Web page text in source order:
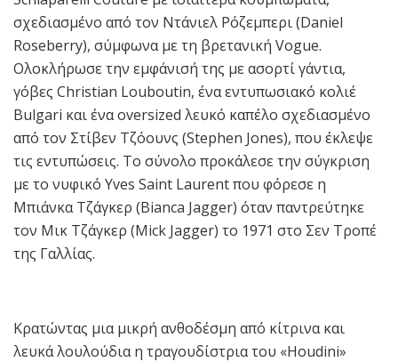
σχεδιασμένο από τον Ντάνιελ Ρόζεμπερι (Daniel
Roseberry), σύμφωνα με τη βρετανική Vogue.
Ολοκλήρωσε την εμφάνισή της με ασορτί γάντια,
γόβες Christian Louboutin, ένα εντυπωσιακό κολιέ
Bulgari και ένα oversized λευκό καπέλο σχεδιασμένο
από τον Στίβεν Τζόουνς (Stephen Jones), που έκλεψε
τις εντυπώσεις. Το σύνολο προκάλεσε την σύγκριση
με το νυφικό Yves Saint Laurent που φόρεσε η
Μπιάνκα Τζάγκερ (Bianca Jagger) όταν παντρεύτηκε
τον Μικ Τζάγκερ (Mick Jagger) το 1971 στο Σεν Τροπέ
της Γαλλίας.
Κρατώντας μια μικρή ανθοδέσμη από κίτρινα και
λευκά λουλούδια η τραγουδίστρια του «Houdini»